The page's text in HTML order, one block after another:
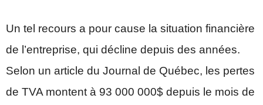
Un tel recours a pour cause la situation financière
de l’entreprise, qui décline depuis des années.
Selon un article du Journal de Québec, les pertes
de TVA montent à 93 000 000$ depuis le mois de